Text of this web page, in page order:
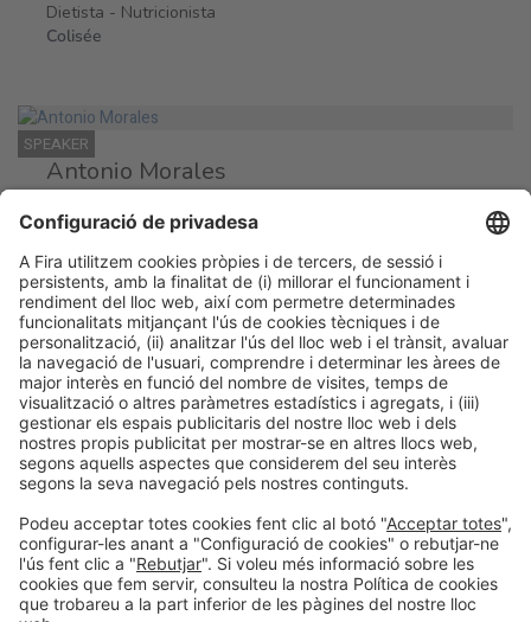
Dietista - Nutricionista
Colisée
SPEAKER
Antonio Morales
Director d'operacions
SPEAKER
Francisco Pérez
Responsable de Restauració
Emeis